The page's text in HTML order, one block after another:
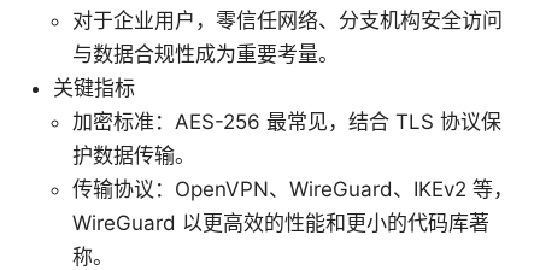
对于企业用户，零信任网络、分支机构安全访问
与数据合规性成为重要考量。
关键指标
加密标准：AES-256 最常见，结合 TLS 协议保
护数据传输。
传输协议：OpenVPN、WireGuard、IKEv2 等，
WireGuard 以更高效的性能和更小的代码库著
称。